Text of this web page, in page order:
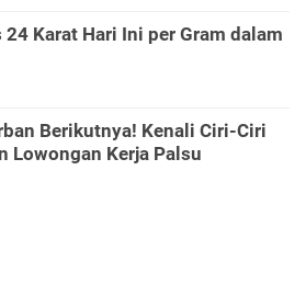
24 Karat Hari Ini per Gram dalam
Berikutnya! Kenali Ciri-Ciri
Lowongan Kerja Palsu